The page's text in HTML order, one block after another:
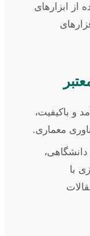
از ابزارهای
و باکیفیت،
معماری.
دانشگاهی،
با